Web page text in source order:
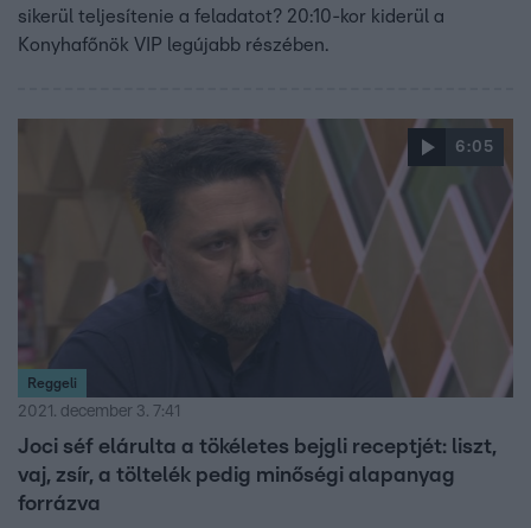
sikerül teljesítenie a feladatot? 20:10-kor kiderül a
Konyhafőnök VIP legújabb részében.
6:05
Reggeli
2021. december 3. 7:41
Joci séf elárulta a tökéletes bejgli receptjét: liszt,
vaj, zsír, a töltelék pedig minőségi alapanyag
forrázva